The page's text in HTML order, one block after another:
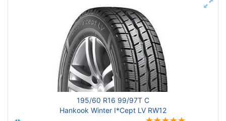
195/60 R16 99/97T C
Hankook Winter I*Cept LV RW12